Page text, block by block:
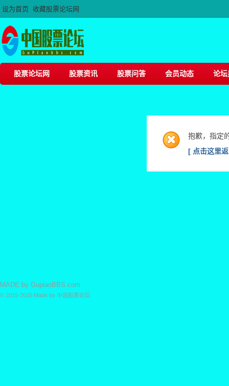
设为首页 收藏股票论坛网
股票论坛网 股票资讯 股票问答 会员动态 论坛
抱歉，指定
[ 点击这里
MADE by GupiaoBBS.com
© 2015-2025 Made by 中国股票论坛